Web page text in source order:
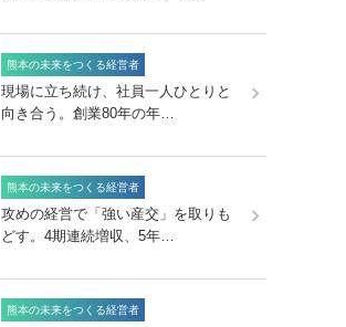
熊本の未来をつくる経営者
現場に立ち続け、社員一人ひとりと
向き合う。創業80年の年…
熊本の未来をつくる経営者
攻めの経営で「強い産交」を取りも
どす。4期連続増収、5年…
熊本の未来をつくる経営者